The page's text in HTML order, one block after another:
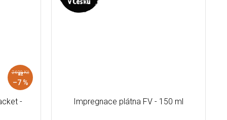
2 690 Kč
až
–7 %
-
Impregnace plátna FV - 150 ml